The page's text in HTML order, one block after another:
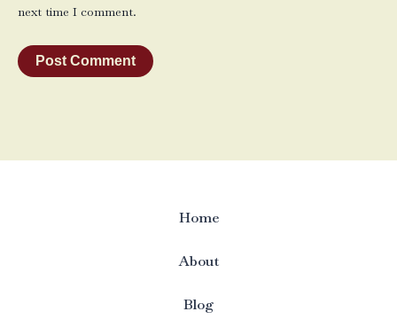
next time I comment.
Home
About
Blog